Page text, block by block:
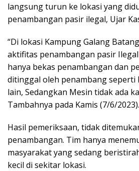
langsung turun ke lokasi yang
penambangan pasir ilegal, Ujar
“Di lokasi Kampung Galang
aktifitas penambangan pasir
hanya bekas penambangan dan
ditinggal oleh penambang seperti
lain, Sedangkan Mesin tidak ada
Tambahnya pada Kamis (7/6/2023).
Hasil pemeriksaan, tidak
penambangan. Tim hanya
masyarakat yang sedang
kecil di sekitar lokasi.